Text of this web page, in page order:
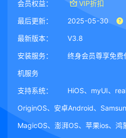
会员权益： VIP折扣
最后更新： 2025-05-30
最新版本： V3.8
安装服务： 终身会员尊享免
机服务
支持系统： HiOS、myUI、
OriginOS、安卓Android、
MagicOS、澎湃OS、苹果ios、鸿